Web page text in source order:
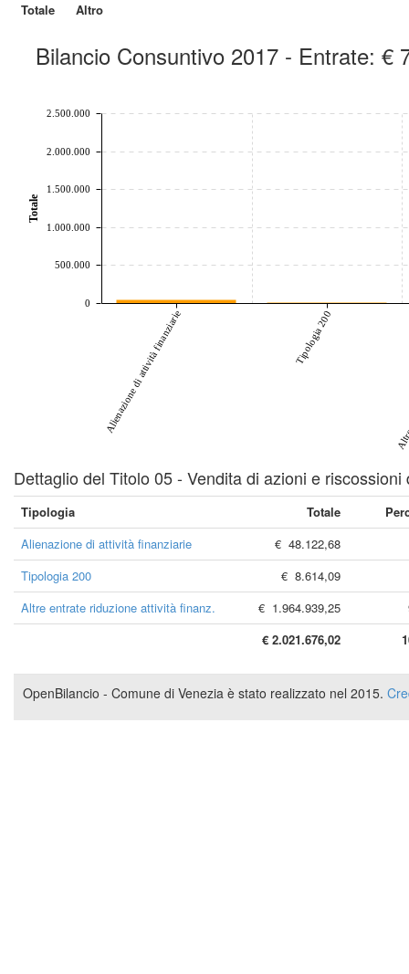
Totale
Altro
Bilancio Consuntivo 2017 - Entrate: €
Alienazione di attività finanziarie Tipologia 200
0
500.000
1.000.000
1.500.000
2.000.000
2.500.000
Totale
Dettaglio del Titolo 05 - Vendita di azioni e riscossioni
Tipologia Totale
Alienazione di attività finanziarie
€ 48.122,68
Tipologia 200
€ 8.614,09
Altre entrate riduzione attività finanz.
€ 1.964.939,25
€ 2.021.676,02
OpenBilancio - Comune di Venezia è stato realizzato nel 2015.